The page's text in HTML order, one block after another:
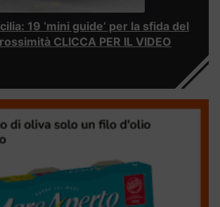
19 ‘mini guide’ per la sfida del
CLICCA PER IL VIDEO